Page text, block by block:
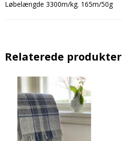
Løbelængde 3300m/kg. 165m/50g
Relaterede produkter